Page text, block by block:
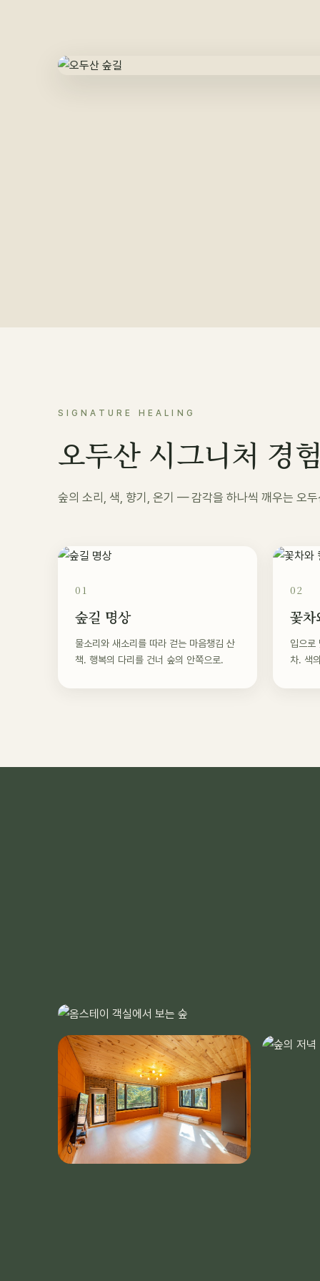
SIGNATURE HEALING
오두산 시그니처 경험
숲의 소리, 색, 향기, 온기 — 감각을 하나씩 깨우는 오
01
숲길 명상
물소리와 새소리를 따라 걷는 마음챙김 산
책. 행복의 다리를 건너 숲의 안쪽으로.
02
꽃차
입으로
차. 색